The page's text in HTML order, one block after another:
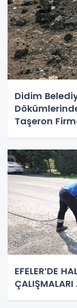
Didim
Taşeron
EFELER’DE
ÇALIŞMALARI